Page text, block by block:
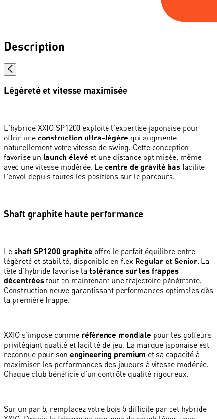
Description
Légèreté et vitesse maximisée
L'hybride XXIO SP1200 exploite l'expertise japonaise pour
offrir une construction ultra-légère qui augmente
naturellement votre vitesse de swing. Cette conception
favorise un launch élevé et une distance optimisée, même
avec une vitesse modérée. Le centre de gravité bas facilite
l'envol depuis toutes les positions sur le parcours.
Shaft graphite haute performance
Le shaft SP1200 graphite offre le parfait équilibre entre
légèreté et stabilité, disponible en flex Regular et Senior. La
tête d'hybride favorise la tolérance sur les frappes
décentrées tout en maintenant une trajectoire pénétrante.
Construction neuve garantissant performances optimales dès
la première frappe.
XXIO s'impose comme référence mondiale pour les golfeurs
privilégiant qualité et facilité de jeu. La marque japonaise est
reconnue pour son engineering premium et sa capacité à
maximiser les performances des joueurs à vitesse modérée.
Chaque club bénéficie d'un contrôle qualité rigoureux.
Sur un par 5, remplacez votre bois 5 difficile par cet hybride